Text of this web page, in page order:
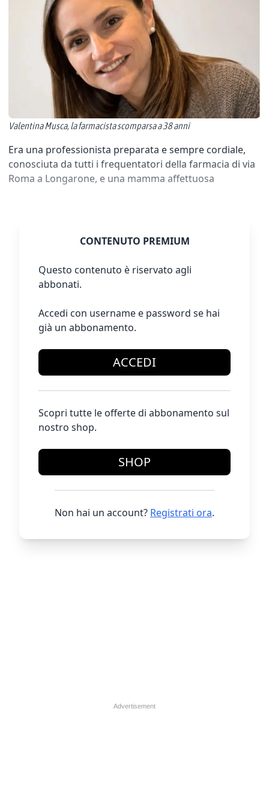
Valentina Musca, la farmacista scomparsa a 38 anni
Era una professionista preparata e sempre cordiale,
conosciuta da tutti i frequentatori della farmacia di via
Roma a Longarone, e una mamma affettuosa
CONTENUTO PREMIUM
Questo contenuto è riservato agli
abbonati.
Accedi con username e password se hai
già un abbonamento.
ACCEDI
Scopri tutte le offerte di abbonamento sul
nostro shop.
SHOP
Non hai un account? Registrati ora.